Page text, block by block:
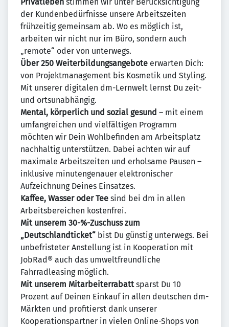
der Kundenbedürfnisse unsere Arbeitszeiten
frühzeitig gemeinsam ab. Wo es möglich ist,
arbeiten wir nicht nur im Büro, sondern auch
„remote“ oder von unterwegs.
Über 250 Weiterbildungsangebote erwarten Dich:
von Projektmanagement bis Kosmetik und Styling.
Mit unserer digitalen dm-Lernwelt lernst Du zeit-
und ortsunabhängig.
Mental, körperlich und sozial gesund – mit einem
umfangreichen und vielfältigen Programm
möchten wir Dein Wohlbefinden am Arbeitsplatz
nachhaltig unterstützen. Dabei achten wir auf
maximale Arbeitszeiten und erholsame Pausen –
inklusive minutengenauer elektronischer
Aufzeichnung Deines Einsatzes.
Kaffee, Wasser oder Tee sind bei dm in allen
Arbeitsbereichen kostenfrei.
Mit unserem 30-%-Zuschuss zum
„Deutschlandticket“ bist Du günstig unterwegs. Bei
unbefristeter Anstellung ist in Kooperation mit
JobRad® auch das umweltfreundliche
Fahrradleasing möglich.
Mit unserem Mitarbeiterrabattsparst Du 10
Prozent auf Deinen Einkauf in allen deutschen dm-
Märkten und profitierst dank unserer
Kooperationspartner in vielen Online-Shops von